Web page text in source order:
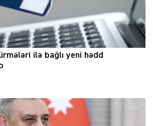
ilə bağlı yeni hədd